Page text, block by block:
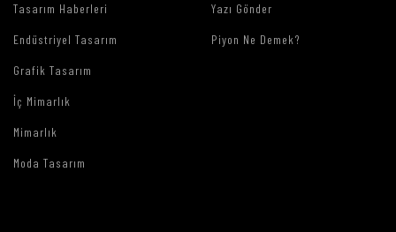
Tasarım Haberleri
Endüstriyel Tasarım
Grafik Tasarım
İç Mimarlık
Mimarlık
Moda Tasarım
Yazı Gönder
Piyon Ne Demek?